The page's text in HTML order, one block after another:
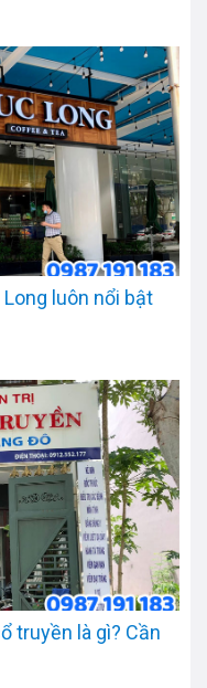
luôn nổi bật
truyền là gì? Cần